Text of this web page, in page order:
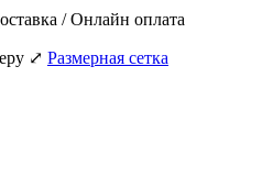
/ Онлайн оплата
⤢ Размерная сетка